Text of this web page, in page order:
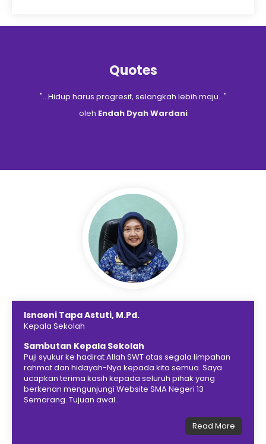
Quotes
"...Hidup harus progresif, selangkah lebih maju..."
oleh Endah Dyah Wardani
Isnaeni Tapa Astuti, M.Pd.
Kepala Sekolah
Sambutan Kepala Sekolah
Puji syukur ke hadirat Allah SWT atas segala limpahan
rahmat dan hidayah-Nya kepada kita semua. Saya
ucapkan terima kasih kepada seluruh pihak yang
berkenan mengunjungi Website SMA Negeri 13
Semarang. Tujuan awal..
Read More